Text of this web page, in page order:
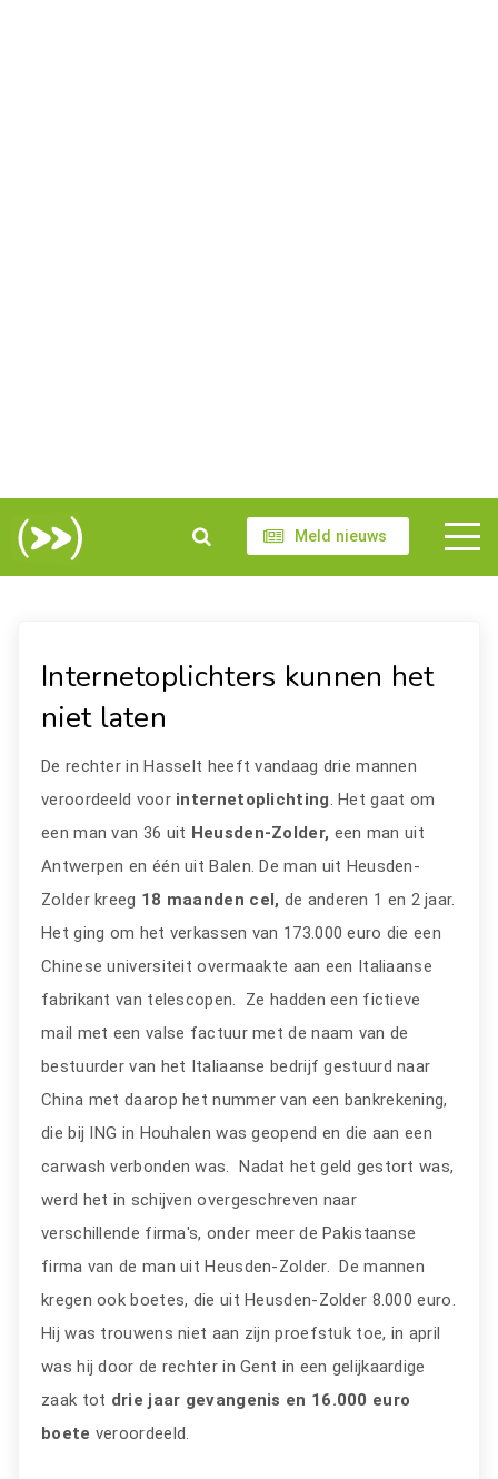
Meld nieuws
Internetoplichters kunnen het
niet laten
De rechter in Hasselt heeft vandaag drie mannen
veroordeeld voor internetoplichting. Het gaat om
een man van 36 uit Heusden-Zolder, een man uit
Antwerpen en één uit Balen. De man uit Heusden-
Zolder kreeg 18 maanden cel, de anderen 1 en 2 jaar.
Het ging om het verkassen van 173.000 euro die een
Chinese universiteit overmaakte aan een Italiaanse
fabrikant van telescopen. Ze hadden een fictieve
mail met een valse factuur met de naam van de
bestuurder van het Italiaanse bedrijf gestuurd naar
China met daarop het nummer van een bankrekening,
die bij ING in Houhalen was geopend en die aan een
carwash verbonden was. Nadat het geld gestort was,
werd het in schijven overgeschreven naar
verschillende firma's, onder meer de Pakistaanse
firma van de man uit Heusden-Zolder. De mannen
kregen ook boetes, die uit Heusden-Zolder 8.000 euro.
Hij was trouwens niet aan zijn proefstuk toe, in april
was hij door de rechter in Gent in een gelijkaardige
zaak tot drie jaar gevangenis en 16.000 euro
boete veroordeeld.